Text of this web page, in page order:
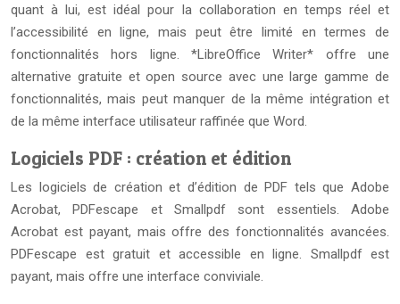
quant à lui, est idéal pour la collaboration en temps réel et
l’accessibilité en ligne, mais peut être limité en termes de
fonctionnalités hors ligne. *LibreOffice Writer* offre une
alternative gratuite et open source avec une large gamme de
fonctionnalités, mais peut manquer de la même intégration et
de la même interface utilisateur raffinée que Word.
Logiciels PDF : création et édition
Les logiciels de création et d’édition de PDF tels que Adobe
Acrobat, PDFescape et Smallpdf sont essentiels. Adobe
Acrobat est payant, mais offre des fonctionnalités avancées.
PDFescape est gratuit et accessible en ligne. Smallpdf est
payant, mais offre une interface conviviale.